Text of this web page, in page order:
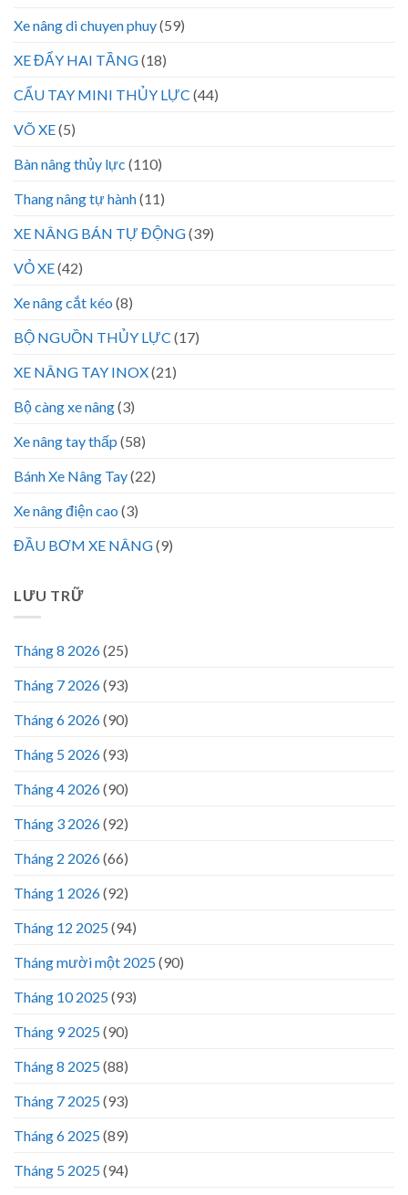
Xe nâng di chuyen phuy(59)
XE ĐẨY HAI TẦNG(18)
CẨU TAY MINI THỦY LỰC (44)
VÕ XE(5)
Bàn nâng thủy lực (110)
Thang nâng tự hành(11)
XE NÂNG BÁN TỰ ĐỘNG(39)
VỎ XE(42)
Xe nâng cắt kéo (8)
BỘ NGUỒN THỦY LỰC (17)
XE NÂNG TAY INOX(21)
Bộ càng xe nâng(3)
Xe nâng tay thấp (58)
Bánh Xe Nâng Tay(22)
Xe nâng điện cao (3)
ĐẦU BƠM XE NÂNG(9)
LƯU TRỮ
Tháng 8 2026(25)
Tháng 7 2026(93)
Tháng 6 2026(90)
Tháng 5 2026(93)
Tháng 4 2026(90)
Tháng 3 2026(92)
Tháng 2 2026(66)
Tháng 1 2026(92)
Tháng 12 2025(94)
Tháng mười một 2025(90)
Tháng 10 2025(93)
Tháng 9 2025(90)
Tháng 8 2025(88)
Tháng 7 2025(93)
Tháng 6 2025(89)
Tháng 5 2025(94)